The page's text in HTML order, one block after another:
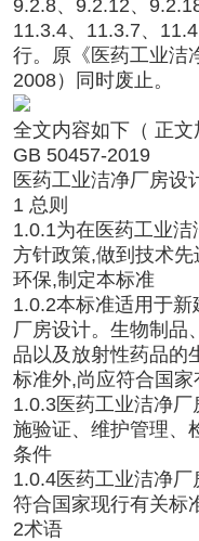
9.2.8、9.2.12、
11.3.4、11.3.7、
行。原《医药工业洁
2008）同时废止。
全文内容如下（ 正文
GB 50457-2019
医药工业洁净厂房设
1 总则
1.0.1为在医药工业
方针政策,做到技术
环保,制定本标准
1.0.2本标准适用于
厂房设计。生物制品
品以及放射性药品的
标准外,尚应符合国家
1.0.3医药工业洁净
施验证、维护管理、
条件
1.0.4医药工业洁净
符合国家现行有关标
2术语